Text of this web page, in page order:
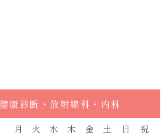
康診断・放射線科・内科
月 火 水 木 金 土 日
祝